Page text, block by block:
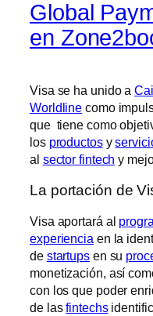
Global
en
Visa se ha unido a
Worldline como
que tiene como
los productosy
al sector fintech y
La portación de
Visa aportará al
experiencia en la
de startupsen su
monetización, así
con los que poder
de lasfintechs